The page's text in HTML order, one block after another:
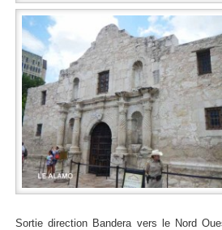
Sortie direction Bandera vers le Nord